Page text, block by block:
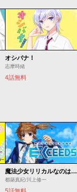
オシバナ！
志摩時緒
4話無料
魔法少女リリカルなのは EXCEEDS
都築真紀/川上修一